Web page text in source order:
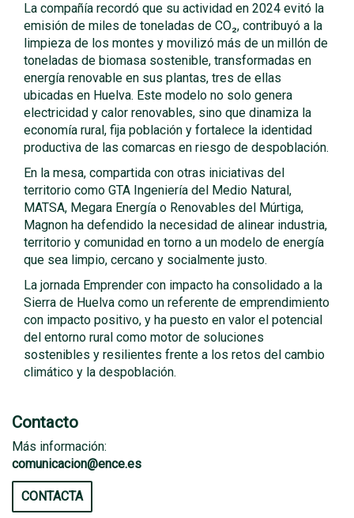
La compañía recordó que su actividad en 2024 evitó la
emisión de miles de toneladas de CO₂, contribuyó a la
limpieza de los montes y movilizó más de un millón de
toneladas de biomasa sostenible, transformadas en
energía renovable en sus plantas, tres de ellas
ubicadas en Huelva. Este modelo no solo genera
electricidad y calor renovables, sino que dinamiza la
economía rural, fija población y fortalece la identidad
productiva de las comarcas en riesgo de despoblación.
En la mesa, compartida con otras iniciativas del
territorio como GTA Ingeniería del Medio Natural,
MATSA, Megara Energía o Renovables del Múrtiga,
Magnon ha defendido la necesidad de alinear industria,
territorio y comunidad en torno a un modelo de energía
que sea limpio, cercano y socialmente justo.
La jornada Emprender con impacto ha consolidado a la
Sierra de Huelva como un referente de emprendimiento
con impacto positivo, y ha puesto en valor el potencial
del entorno rural como motor de soluciones
sostenibles y resilientes frente a los retos del cambio
climático y la despoblación.
Contacto
Más información:
comunicacion@ence.es
CONTACTA